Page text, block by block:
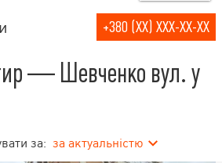
+380 (XX) XXX-XX-XX
— Шевченко вул. у
за: за актуальністю